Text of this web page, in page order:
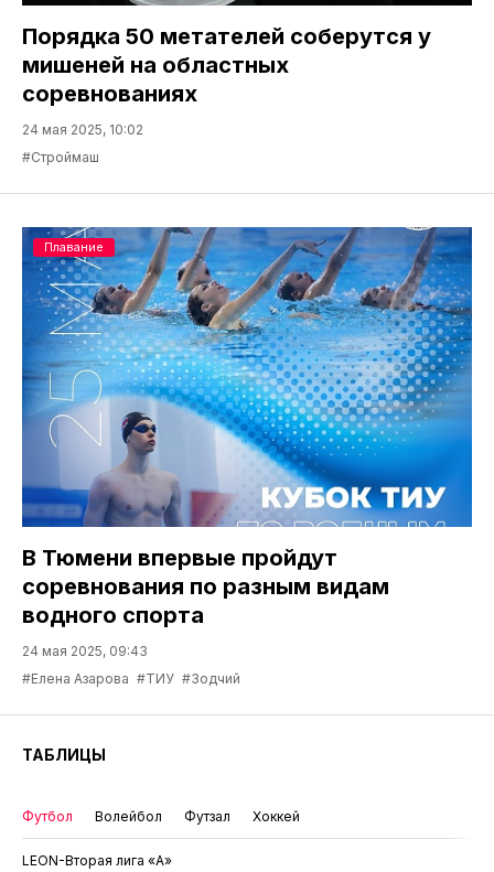
Порядка 50 метателей соберутся у
мишеней на областных
соревнованиях
24 мая 2025, 10:02
#Строймаш
В Тюмени впервые пройдут
соревнования по разным видам
водного спорта
24 мая 2025, 09:43
#Елена Азарова #ТИУ #Зодчий
Плавание
ТАБЛИЦЫ
Футбол Волейбол Футзал Хоккей
LEON-Вторая лига «А»